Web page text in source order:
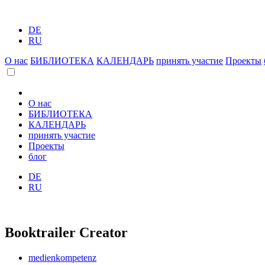
DE
RU
О нас БИБЛИОТЕКА КАЛЕНДАРЬ принять участие Проекты
О нас
БИБЛИОТЕКА
КАЛЕНДАРЬ
принять участие
Проекты
блог
DE
RU
Booktrailer Creator
medienkompetenz